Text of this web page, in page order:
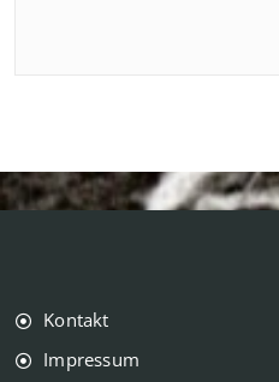
Kontakt
Impressum